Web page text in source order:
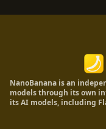
NanoBanana is an
models through its own
its AI models, including